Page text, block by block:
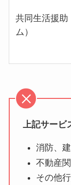
共同生活援助
ム）
上記サービ
消防、
不動産
その他